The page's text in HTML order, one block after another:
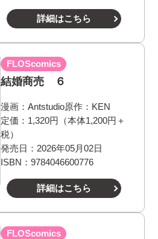
詳細はこちら
FLOScomics
結婚商売 ６
漫画： Antstudio原作： KEN
定価：1,320円（本体1,200円＋
税）
発売日：2026年05月02日
ISBN：9784046600776
詳細はこちら
FLOScomics